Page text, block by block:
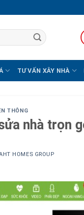
TƯ VẤN XÂY NHÀ
THÔNG
nhà trọn
HOMES GROUP